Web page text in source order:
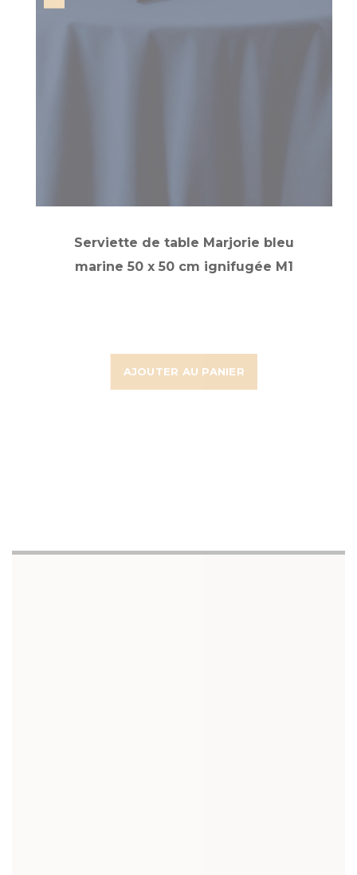
AJOUTER AU PANIER
Serviette de table Marjorie bleu
marine 50 x 50 cm ignifugée M1